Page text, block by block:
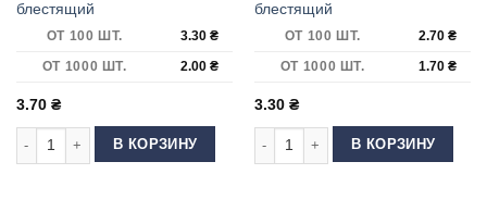
блестящий
ОТ 100 ШТ. 3.30 ₴
ОТ 1000 ШТ.
2.00 ₴
3.70 ₴
Количество товара Люверс Блочка 6 мм нержавеющий Никель
В КОРЗИНУ
блестящий
ОТ 100 ШТ. 2.70 ₴
ОТ 1000 ШТ.
1.70 ₴
3.30 ₴
Количество товара Люверс
В КОРЗИНУ